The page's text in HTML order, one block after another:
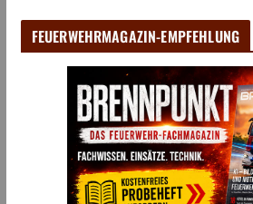
FEUERWEHRMAGAZIN-EMPFEHLUNG